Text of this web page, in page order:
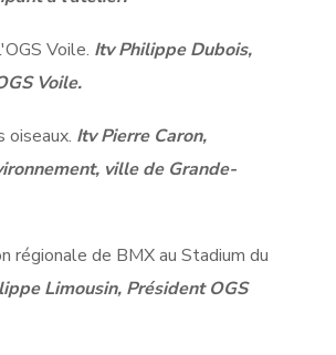
Voile. Itv Philippe Dubois,
Voile.
oiseaux. Itv Pierre Caron,
ville de Grande-
régionale de BMX au Stadium du
Limousin, Président OGS